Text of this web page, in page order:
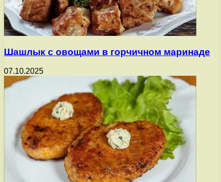
Шашлык с овощами в горчичном маринаде
07.10.2025